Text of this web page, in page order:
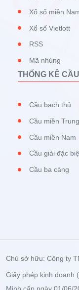
Xổ số miền
Xổ số Vietlott
RSS
Mã nhúng
THỐNG KÊ CẦU
Cầu bạch thủ
Cầu miền Trung
Cầu miền Nam
Cầu giải đặc
Cầu ba càng
Chủ sở hữu: Công ty
Giấy phép kinh doanh